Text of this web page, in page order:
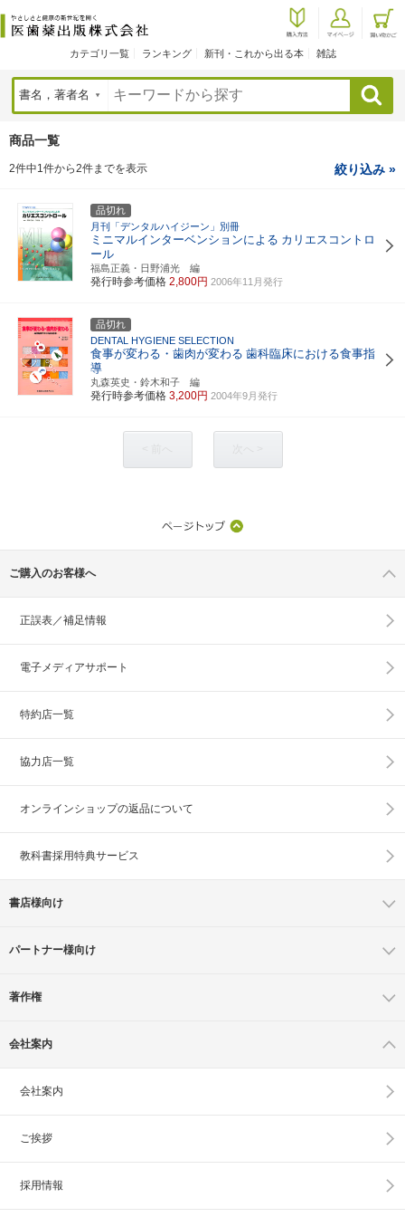
カテゴリ一覧 ランキング 新刊・これから出る本 雑誌
検索
商品一覧
2件中1件から2件までを表示 絞り込み »
品切れ
月刊「デンタルハイジーン」別冊
ミニマルインターベンションによる カリエスコントロ
ール
福島正義・日野浦光 編
発行時参考価格 2,800円 2006年11月発行
品切れ
DENTAL HYGIENE SELECTION
食事が変わる・歯肉が変わる 歯科臨床における食事指
導
丸森英史・鈴木和子 編
発行時参考価格 3,200円 2004年9月発行
ご購入のお客様へ
正誤表／補足情報
電子メディアサポート
特約店一覧
協力店一覧
オンラインショップの返品について
教科書採用特典サービス
書店様向け
パートナー様向け
著作権
会社案内
会社案内
ご挨拶
採用情報